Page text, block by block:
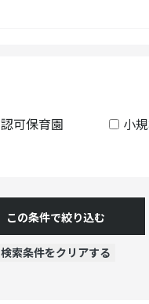
認可保育園 小
この条件で絞り込む
検索条件をクリアする